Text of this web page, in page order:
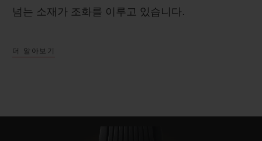
넘는 소재가 조화를 이루고 있습니다.
더 알아보기